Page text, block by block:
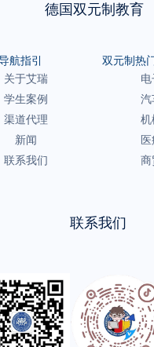
德国双元制教育
航指引
关于艾瑞
学生案例
渠道代理
新闻
联系我们
双元制热
汽
机
商
联系我们